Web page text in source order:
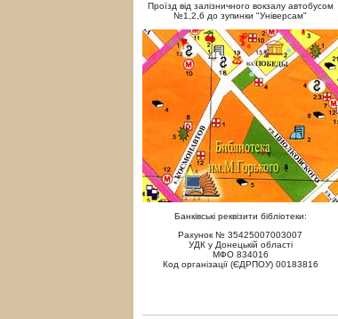
Проїзд від залізничного вокзалу автобусом
№1,2,6 до зупинки "Універсам"
Банківські реквізити бібліотеки:
Рахунок № 35425007003007
УДК у Донецькій області
МФО 834016
Код організації (ЄДРПОУ) 00183816